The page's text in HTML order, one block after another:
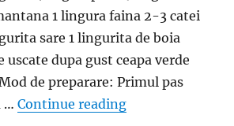
1 lingura faina 2-3 catei
sare 1 lingurita de boia
dupa gust ceapa verde
de preparare: Primul pas
…Continue reading“Inimi de pui cu